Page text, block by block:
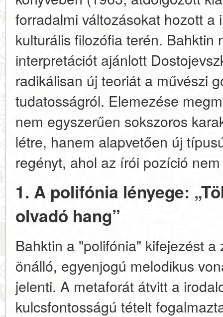
forradalmi változásokat hozott a
kulturális filozófia terén. Bahktin
interpretációt ajánlott
radikálisan új teoriát a művészi
tudatosságról. Elemezése
nem egyszerűen sokszoros
létre, hanem alapvetően új
regényt, ahol az írói pozíció
1. A polifónia lényege:
olvadó hang”
Bahktin a "polifónia" kifejezést
önálló, egyenjogú melodikus
jelenti. A metaforát átvitt a
kulcsfontosságú tételt